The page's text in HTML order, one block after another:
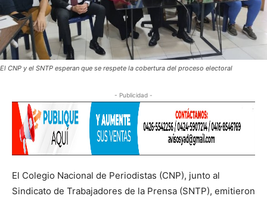
El CNP y el SNTP esperan que se respete la cobertura del proceso electoral
- Publicidad -
El Colegio Nacional de Periodistas (CNP), junto al
Sindicato de Trabajadores de la Prensa (SNTP), emitieron